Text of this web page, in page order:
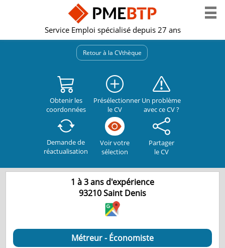
Service Emploi spécialisé depuis 27 ans
Retour à la CVthèque
Obtenir les
coordonnées
Présélectionner
le CV
Un problème
avec ce CV ?
Demande de
réactualisation
Voir votre
sélection
Partager
le CV
1 à 3 ans d'expérience
93210Saint Denis
Métreur - Économiste